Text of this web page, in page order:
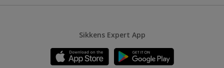
Sikkens Expert App